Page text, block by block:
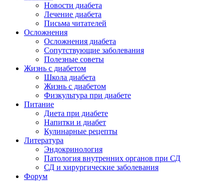
Новости диабета
Лечение диабета
Письма читателей
Осложнения
Осложнения диабета
Сопутствующие заболевания
Полезные советы
Жизнь с диабетом
Школа диабета
Жизнь с диабетом
Физкультура при диабете
Питание
Диета при диабете
Напитки и диабет
Кулинарные рецепты
Литература
Эндокринология
Патология внутренних органов при СД
СД и хирургические заболевания
Форум